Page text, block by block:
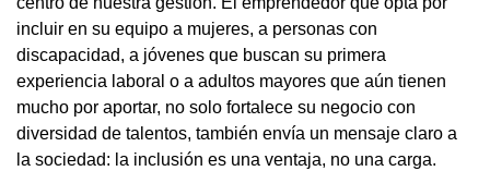
incluir en su equipo a mujeres, a personas con
discapacidad, a jóvenes que buscan su primera
experiencia laboral o a adultos mayores que aún tienen
mucho por aportar, no solo fortalece su negocio con
diversidad de talentos, también envía un mensaje claro a
la sociedad: la inclusión es una ventaja, no una carga.